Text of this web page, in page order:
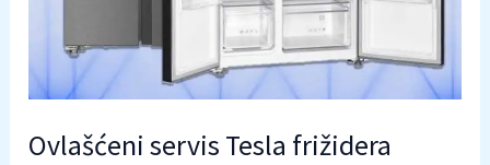
Ovlašćeni servis Tesla frižidera